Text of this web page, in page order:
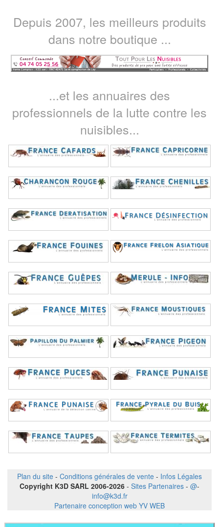
Depuis 2007, les meilleurs produits
dans notre boutique ...
...et les annuaires des
professionnels de la lutte contre les
nuisibles...
Plan du site - Conditions générales de vente - Infos Légales
Copyright K3D SARL 2006-2026 - Sites Partenaires - @-
info@k3d.fr
Partenaire conception web YV WEB